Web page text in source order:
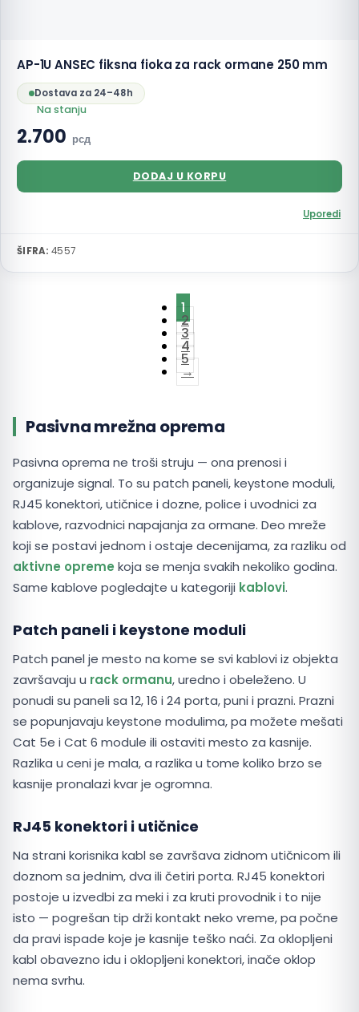
AP-1U ANSEC fiksna fioka za rack ormane 250 mm
Dostava za 24–48h
Na stanju
2.700 рсд
DODAJ U KORPU
Uporedi
ŠIFRA: 4557
1
2
3
4
5
→
Pasivna mrežna oprema
Pasivna oprema ne troši struju — ona prenosi i
organizuje signal. To su patch paneli, keystone moduli,
RJ45 konektori, utičnice i dozne, police i uvodnici za
kablove, razvodnici napajanja za ormane. Deo mreže
koji se postavi jednom i ostaje decenijama, za razliku od
aktivne opreme koja se menja svakih nekoliko godina.
Same kablove pogledajte u kategoriji kablovi.
Patch paneli i keystone moduli
Patch panel je mesto na kome se svi kablovi iz objekta
završavaju u rack ormanu, uredno i obeleženo. U
ponudi su paneli sa 12, 16 i 24 porta, puni i prazni. Prazni
se popunjavaju keystone modulima, pa možete mešati
Cat 5e i Cat 6 module ili ostaviti mesto za kasnije.
Razlika u ceni je mala, a razlika u tome koliko brzo se
kasnije pronalazi kvar je ogromna.
RJ45 konektori i utičnice
Na strani korisnika kabl se završava zidnom utičnicom ili
doznom sa jednim, dva ili četiri porta. RJ45 konektori
postoje u izvedbi za meki i za kruti provodnik i to nije
isto — pogrešan tip drži kontakt neko vreme, pa počne
da pravi ispade koje je kasnije teško naći. Za oklopljeni
kabl obavezno idu i oklopljeni konektori, inače oklop
nema svrhu.